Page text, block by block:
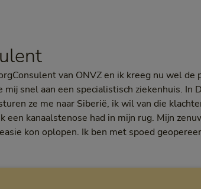
van ONVZ en ik kreeg nu wel de
snel aan een specialistisch ziekenhuis. In
ze me naar Siberië, ik wil van die
een kanaalstenose had in mijn rug. Mijn
kon oplopen. Ik ben met spoed